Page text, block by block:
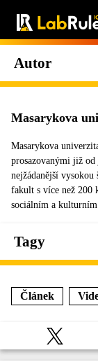
Autor
Masarykova
Masarykova
prosazovanými již
nejžádanější vysokou
fakult s více než 200
sociálním a
Tagy
Článek